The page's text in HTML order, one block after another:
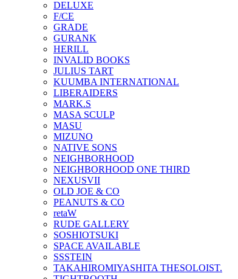
DELUXE
F/CE
GRADE
GURANK
HERILL
INVALID BOOKS
JULIUS TART
KUUMBA INTERNATIONAL
LIBERAIDERS
MARK.S
MASA SCULP
MASU
MIZUNO
NATIVE SONS
NEIGHBORHOOD
NEIGHBORHOOD ONE THIRD
NEXUSVII
OLD JOE & CO
PEANUTS & CO
retaW
RUDE GALLERY
SOSHIOTSUKI
SPACE AVAILABLE
SSSTEIN
TAKAHIROMIYASHITA THESOLOIST.